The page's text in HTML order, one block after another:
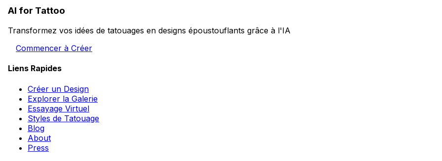
AI for Tattoo
Transformez vos idées de tatouages en designs époustouflants grâce à l'IA
Commencer à Créer
Liens Rapides
Créer un Design
Explorer la Galerie
Essayage Virtuel
Styles de Tatouage
Blog
About
Press